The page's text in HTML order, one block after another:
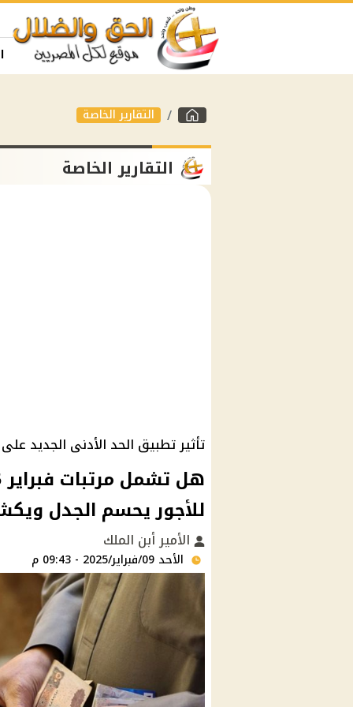
التقارير الخاصة
التقارير الخاصة
تأثير تطبيق الحد الأدنى الجديد على
للأجور يحسم الجدل
الأمير أبن الملك
الأحد 09/فبراير/2025 - 09:43 م